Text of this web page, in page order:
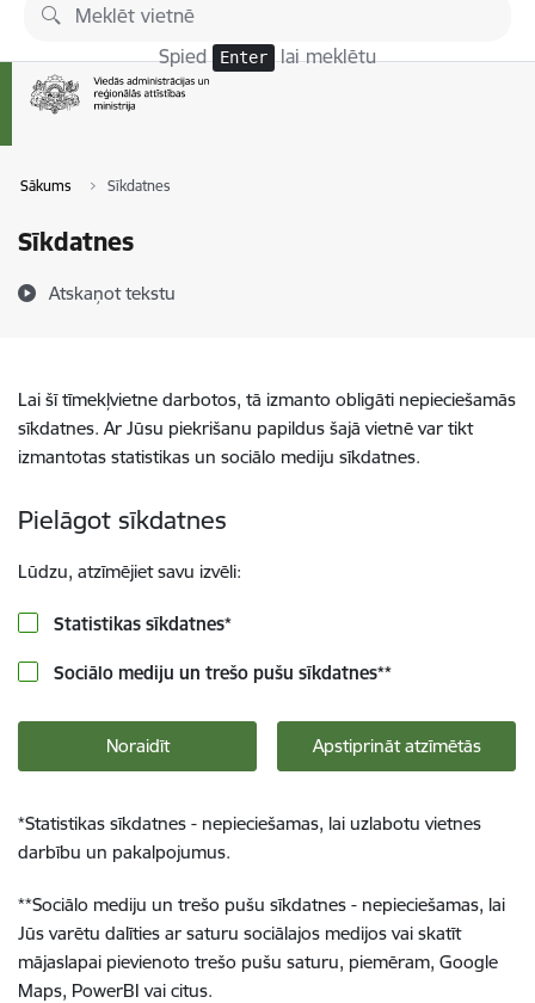
Pāriet uz lapas saturu
Spied Enter lai meklētu
Sākums Sīkdatnes
Sīkdatnes
Atskaņot tekstu
Lai šī tīmekļvietne darbotos, tā izmanto obligāti nepieciešamās
sīkdatnes. Ar Jūsu piekrišanu papildus šajā vietnē var tikt
izmantotas statistikas un sociālo mediju sīkdatnes.
Pielāgot sīkdatnes
Lūdzu, atzīmējiet savu izvēli:
Statistikas sīkdatnes*
Sociālo mediju un trešo pušu sīkdatnes**
Noraidīt Apstiprināt atzīmētās
*Statistikas sīkdatnes - nepieciešamas, lai uzlabotu vietnes
darbību un pakalpojumus.
**Sociālo mediju un trešo pušu sīkdatnes - nepieciešamas, lai
Jūs varētu dalīties ar saturu sociālajos medijos vai skatīt
mājaslapai pievienoto trešo pušu saturu, piemēram, Google
Maps, PowerBI vai citus.